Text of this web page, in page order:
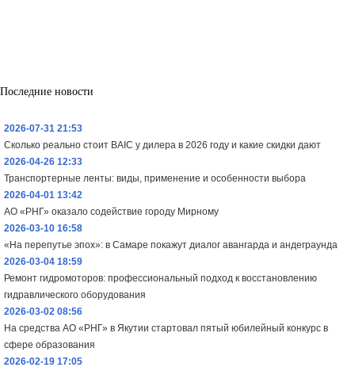
Последние новости
2026-07-31 21:53
Сколько реально стоит BAIC у дилера в 2026 году и какие скидки дают
2026-04-26 12:33
Транспортерные ленты: виды, применение и особенности выбора
2026-04-01 13:42
АО «РНГ» оказало содействие городу Мирному
2026-03-10 16:58
«На перепутье эпох»: в Самаре покажут диалог авангарда и андеграунда
2026-03-04 18:59
Ремонт гидромоторов: профессиональный подход к восстановлению
гидравлического оборудования
2026-03-02 08:56
На средства АО «РНГ» в Якутии стартовал пятый юбилейный конкурс в
сфере образования
2026-02-19 17:05